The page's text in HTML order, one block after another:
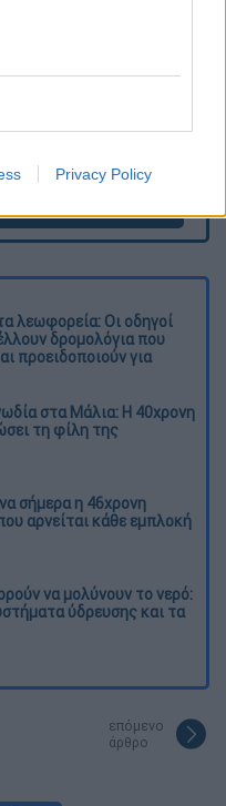
Privacy Policy
λεωφορεία: Οι οδηγοί
δρομολόγια που
προειδοποιούν για
στα Μάλια: Η 40χρονη
τη φίλη της
σήμερα η 46χρονη
αρνείται κάθε εμπλοκή
να μολύνουν το νερό:
ύδρευσης και τα
επόμενο
άρθρο